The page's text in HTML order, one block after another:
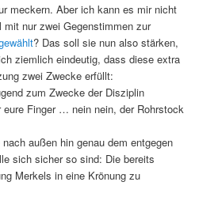
meckern. Aber ich kann es mir nicht
mit nur zwei Gegenstimmen zur
? Das soll sie nun also stärken,
ziemlich eindeutig, dass diese extra
zwei Zwecke erfüllt:
zum Zwecke der Disziplin
eure Finger … nein nein, der Rohrstock
außen hin genau dem entgegen
sich sicher so sind: Die bereits
Merkels in eine Krönung zu